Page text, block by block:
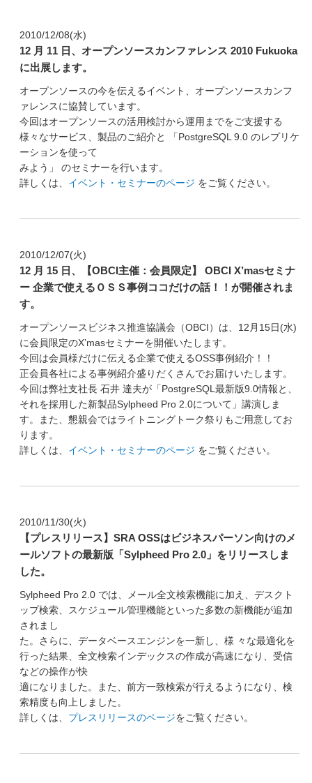
2010/12/08(水)
12 月 11 日、オープンソースカンファレンス 2010 Fukuoka
に出展します。
オープンソースの今を伝えるイベント、オープンソースカンフ
ァレンスに協賛しています。
今回はオープンソースの活用検討から運用までをご支援する
様々なサービス、製品のご紹介と 「PostgreSQL 9.0 のレプリケ
ーションを使って
みよう」 のセミナーを行います。
詳しくは、 イベント・セミナーのページ をご覧ください。
2010/12/07(火)
12 月 15 日、【OBCI主催：会員限定】 OBCI X’masセミナ
ー 企業で使えるＯＳＳ事例ココだけの話！！が開催されま
す。
オープンソースビジネス推進協議会（OBCI）は、12月15日(水)
に会員限定のX’masセミナーを開催いたします。
今回は会員様だけに伝える企業で使えるOSS事例紹介！！
正会員各社による事例紹介盛りだくさんでお届けいたします。
今回は弊社支社長 石井 達夫が「PostgreSQL最新版9.0情報と、
それを採用した新製品Sylpheed Pro 2.0について」講演しま
す。また、懇親会ではライトニングトーク祭りもご用意してお
ります。
詳しくは、 イベント・セミナーのページ をご覧ください。
2010/11/30(火)
【プレスリリース】SRA OSSはビジネスパーソン向けのメ
ールソフトの最新版「Sylpheed Pro 2.0」をリリースしま
した。
Sylpheed Pro 2.0 では、メール全文検索機能に加え、デスクト
ップ検索、スケジュール管理機能といった多数の新機能が追加
されまし
た。さらに、データベースエンジンを一新し、様 々な最適化を
行った結果、全文検索インデックスの作成が高速になり、受信
などの操作が快
適になりました。また、前方一致検索が行えるようになり、検
索精度も向上しました。
詳しくは、 プレスリリースのページをご覧ください。